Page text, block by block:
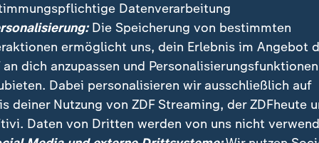
stand im Stadtteil Queens in New York eine
in Flammen. Während des Einsatzes stürzten
Einsatzkraft.
Datenverarbeitung
Die Speicherung von bestimmten
ermöglicht uns, dein Erlebnis im Angebot
an dich anzupassen und Personalisierungsfunktionen
Dabei personalisieren wir ausschließlich auf
deiner Nutzung von ZDF Streaming, der ZDFheute
Daten von Dritten werden von uns nicht